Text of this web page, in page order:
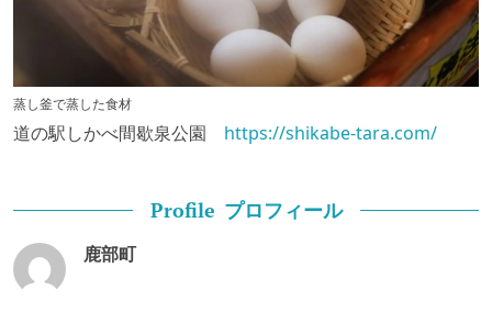
蒸し釜で蒸した食材
道の駅しかべ間歇泉公園 https://shikabe-tara.com/
Profile プロフィール
鹿部町